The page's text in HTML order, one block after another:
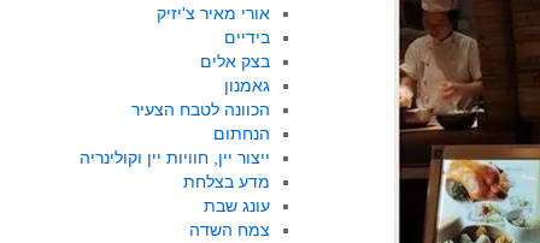
אורי מאיר צ'יזיק
בידיים
בצק אלים
גאמנון
הכוונה לטבח הצעיר
הנחתום
ייצור יין, חוויות יין וקולינריה
מדע בצלחת
עונג שבת
צמח השדה